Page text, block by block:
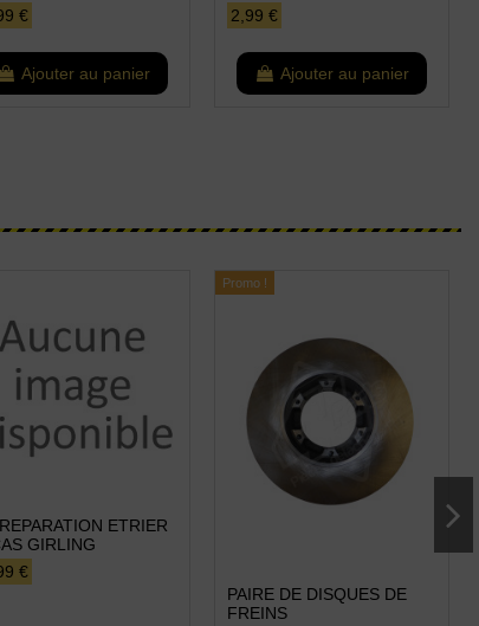
€
Ajouter au panier
2,99 €
Ajouter au panier
ETRIER
GIRLING
€
Promo !
PAIRE DE DISQUES DE
FREINS